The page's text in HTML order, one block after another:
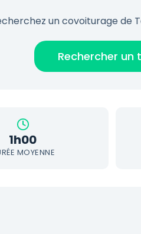
un covoiturage de
Rechercher un
1h00
MOYENNE